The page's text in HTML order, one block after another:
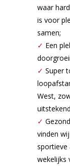
waar
is voor
samen;
✓ Een
✓ Super
West,
✓
vinden
sportieve
wekelijks